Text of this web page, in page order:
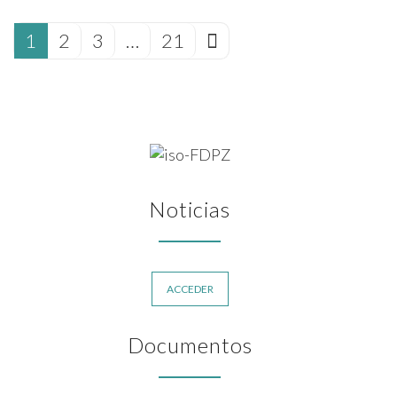
1 2 3 … 21
Noticias
ACCEDER
Documentos